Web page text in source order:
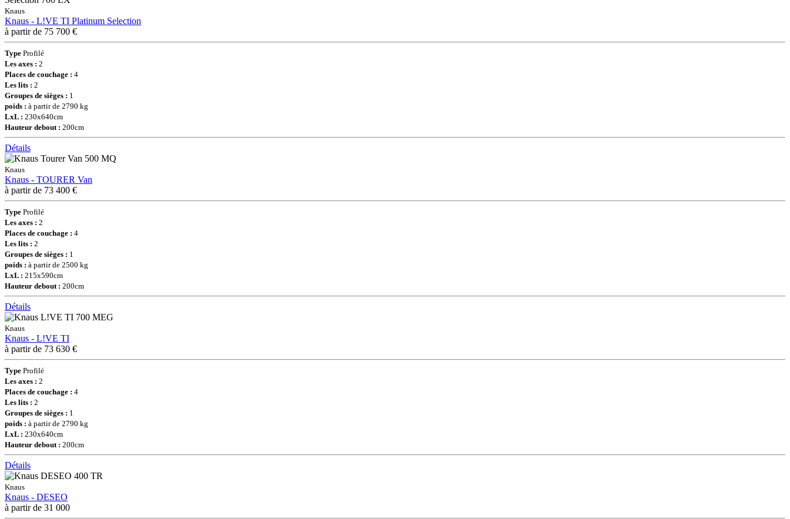
Knaus
Knaus - L!VE TI Platinum Selection
à partir de 75 700 €
Type Profilé
Les axes : 2
Places de couchage : 4
Les lits : 2
Groupes de sièges : 1
poids : à partir de 2790 kg
LxL : 230x640cm
Hauteur debout : 200cm
Détails
Knaus
Knaus - TOURER Van
à partir de 73 400 €
Type Profilé
Les axes : 2
Places de couchage : 4
Les lits : 2
Groupes de sièges : 1
poids : à partir de 2500 kg
LxL : 215x590cm
Hauteur debout : 200cm
Détails
Knaus
Knaus - L!VE TI
à partir de 73 630 €
Type Profilé
Les axes : 2
Places de couchage : 4
Les lits : 2
Groupes de sièges : 1
poids : à partir de 2790 kg
LxL : 230x640cm
Hauteur debout : 200cm
Détails
Knaus
Knaus - DESEO
à partir de 31 000